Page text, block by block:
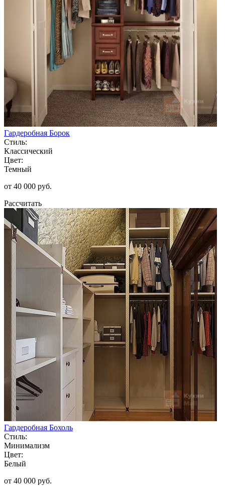
Гардеробная Борок
Стиль:
Классический
Цвет:
Темный
от 40 000 руб.
Рассчитать
Гардеробная Бохоль
Стиль:
Минимализм
Цвет:
Белый
от 40 000 руб.